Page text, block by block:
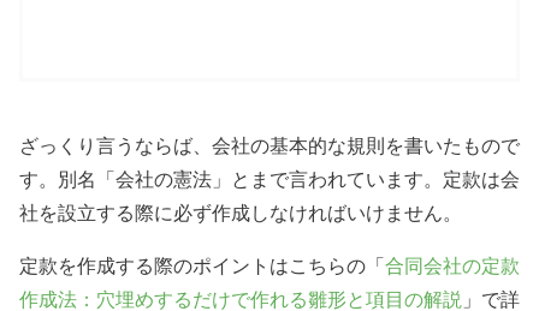
ざっくり言うならば、会社の基本的な規則を書いたもので
す。別名「会社の憲法」とまで言われています。定款は会
社を設立する際に必ず作成しなければいけません。
定款を作成する際のポイントはこちらの「 合同会社の定款
作成法：穴埋めするだけで作れる雛形と項目の解説 」で詳